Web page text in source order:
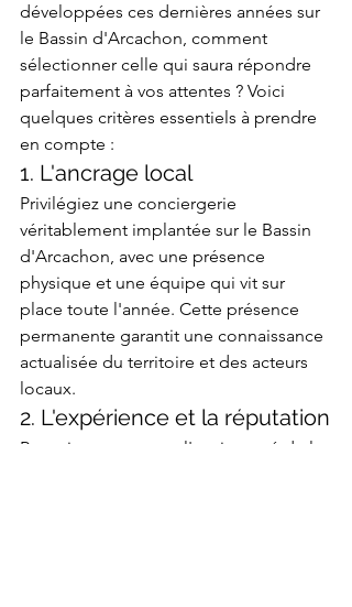
développées ces dernières années sur
le Bassin d'Arcachon, comment
sélectionner celle qui saura répondre
parfaitement à vos attentes ? Voici
quelques critères essentiels à prendre
en compte :
1. L'ancrage local
Privilégiez une conciergerie
véritablement implantée sur le Bassin
d'Arcachon, avec une présence
physique et une équipe qui vit sur
place toute l'année. Cette présence
permanente garantit une connaissance
actualisée du territoire et des acteurs
locaux.
2. L'expérience et la réputation
Renseignez-vous sur l'ancienneté de la